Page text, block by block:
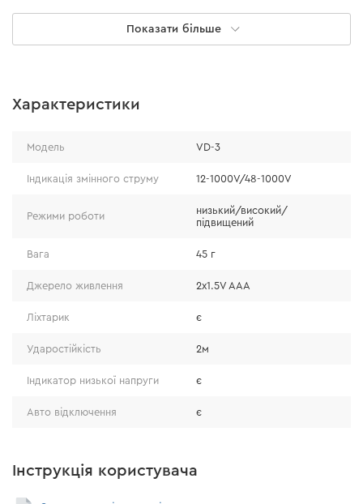
Основні функції
• Індикація напруги перед монтажем чи демонтажем
розеток, світильників, електроприладів тощо.
• Пошук обриву кабелю.
• Індикація напруги в проводах з ізоляцією.
Три режими чутливості
Показати більше
Характеристики
Модель VD-3
Індикація змінного струму 12-1000V/48-1000V
Режими роботи
низький/високий/
підвищений
Вага 45 г
Джерело живлення 2х1.5V AAA
Ліхтарик є
Ударостійкість 2м
Індикатор низької напруги є
Авто відключення є
Інструкція користувача